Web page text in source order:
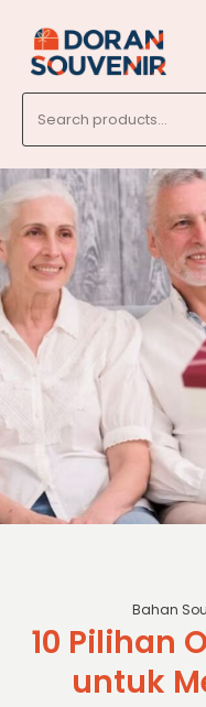
for:
Bahan
10 Pilihan
untuk